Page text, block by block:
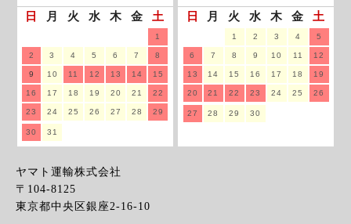
日 月 火 水 木 金 土
1
2 3 4 5 6 7 8
9 10 11 12 13 14 15
16 17 18 19 20 21 22
23 24 25 26 27 28 29
30 31
日 月 火 水 木 金 土
1 2 3 4 5
6 7 8 9 10 11 12
13 14 15 16 17 18 19
20 21 22 23 24 25 26
27 28 29 30
ヤマト運輸株式会社
〒104-8125
東京都中央区銀座2-16-10